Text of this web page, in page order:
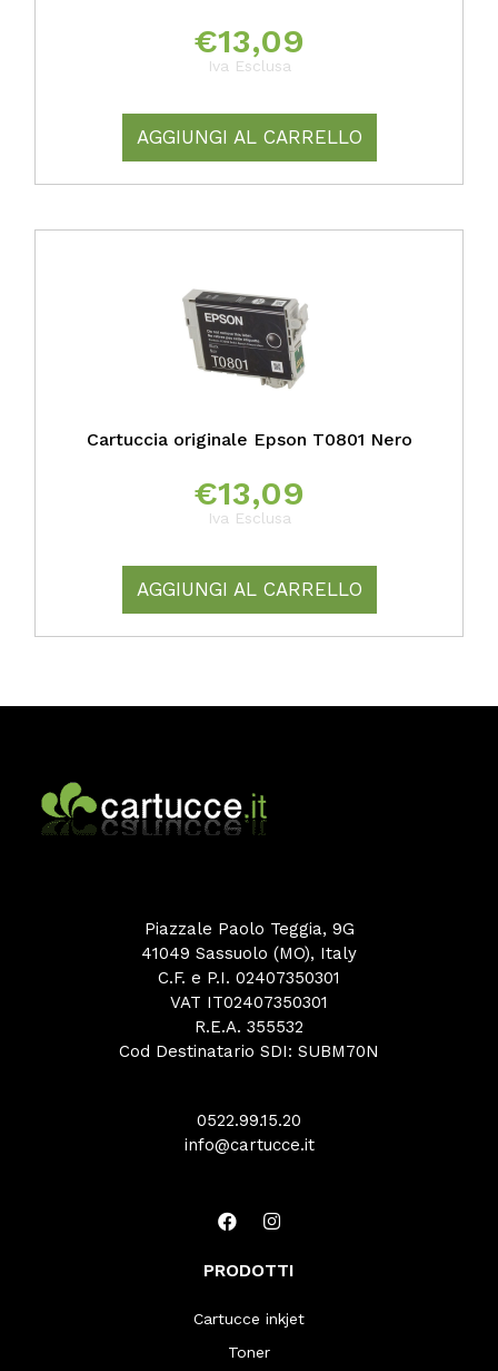
€13,09
Iva Esclusa
AGGIUNGI AL CARRELLO
Cartuccia originale Epson T0801 Nero
€13,09
Iva Esclusa
AGGIUNGI AL CARRELLO
Piazzale Paolo Teggia, 9G
41049 Sassuolo (MO), Italy
C.F. e P.I. 02407350301
VAT IT02407350301
R.E.A. 355532
Cod Destinatario SDI: SUBM70N
0522.99.15.20
info@cartucce.it
PRODOTTI
Cartucce inkjet
Toner